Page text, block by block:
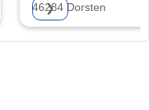
46284 Dorsten
❯